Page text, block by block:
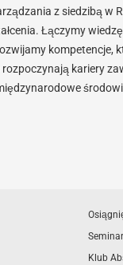
z siedzibą w
Łączymy
kompetencje,
kariery
Klub